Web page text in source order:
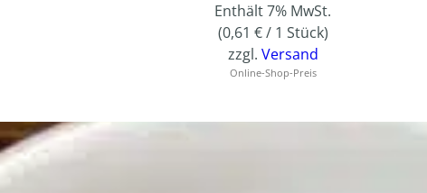
Enthält 7% MwSt.
(0,61 €/ 1 Stück)
zzgl. Versand
Online-Shop-Preis